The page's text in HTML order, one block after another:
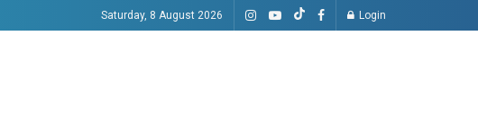
Saturday, 8 August 2026 Login